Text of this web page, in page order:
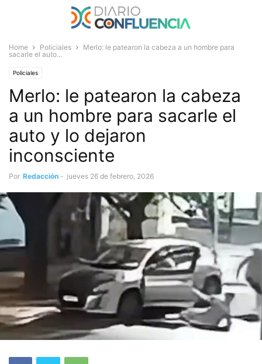
Home Policiales
Merlo: le patearon la cabeza a un hombre para
sacarle el auto...
Policiales
Merlo: le patearon la cabeza
a un hombre para sacarle el
auto y lo dejaron
inconsciente
Por Redacción - jueves 26 de febrero, 2026